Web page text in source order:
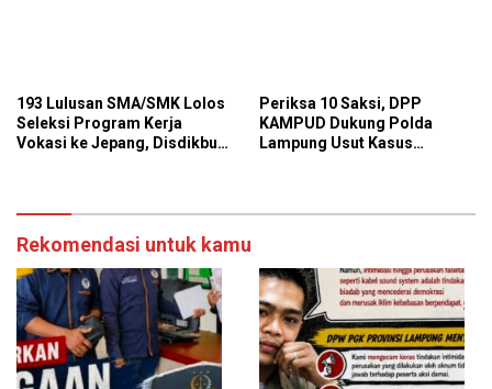
193 Lulusan SMA/SMK Lolos
Seleksi Program Kerja
Vokasi ke Jepang, Disdikbud
Periksa 10 Saksi, DPP
KAMPUD Dukung Polda
Lampung Usut Kasus
Rekomendasi untuk kamu